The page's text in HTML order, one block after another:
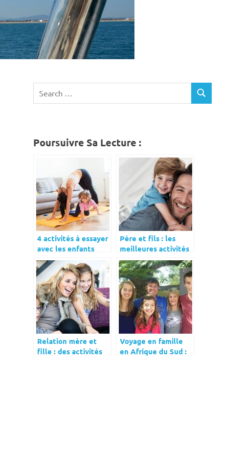
SEARCH
Poursuivre Sa Lecture :
4 activités à essayer
avec les enfants
Père et fils : les
meilleures activités
à faire ensemble
Relation mère et
fille : des activités
Voyage en famille
en Afrique du Sud :